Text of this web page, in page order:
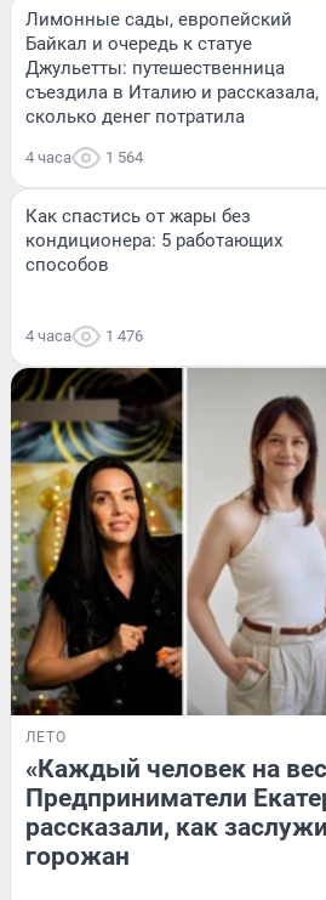
Лимонные сады, европейский
Байкал и очередь к статуе
Джульетты: путешественница
съездила в Италию и рассказала,
сколько денег потратила
4 часа 1 564
Как спастись от жары без
кондиционера: 5 работающих
способов
4 часа 1 476
ЛЕТО
«Каждый человек на
Предприниматели
рассказали, как
горожан